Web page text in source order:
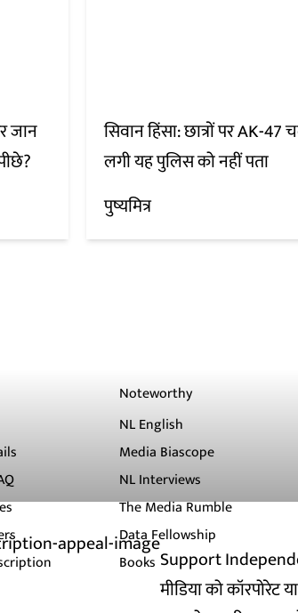
Support
मीडिया को कॉरपोरेट
जान
सिवान हिंसा: छात्रों पर AK-
लगी यह पुलिस को नहीं पता
पुष्यमित्र
Noteworthy
NL English
Media Biascope
NL Interviews
The Media Rumble
Data Fellowship
Books